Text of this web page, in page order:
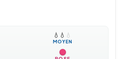
💧 💧 💧
MOYEN